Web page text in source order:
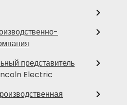
представитель
Electric